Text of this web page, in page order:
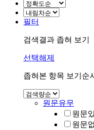
필터
검색결과 좁혀 보기
선택해제
좁혀본 항목 보기순
원문유무
원문
원문